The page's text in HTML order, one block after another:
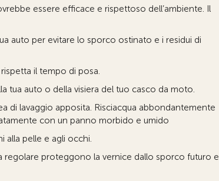
essere efficace e rispettoso dell’ambiente. Il
auto per evitare lo sporco ostinato e i residui di
il tempo di posa.
tua auto o della visiera del tuo casco da moto.
di lavaggio apposita. Risciacqua abbondantemente
con un panno morbido e umido
alla pelle e agli occhi.
regolare proteggono la vernice dallo sporco futuro e